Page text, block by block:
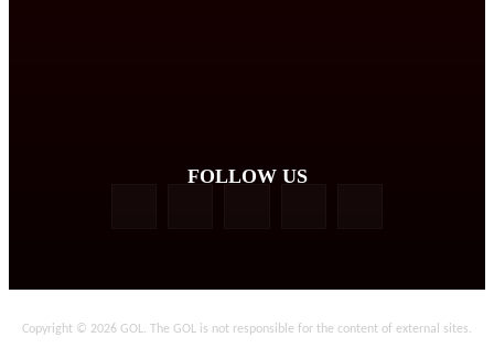
FOLLOW US
Copyright © 2026 GOL. The GOL is not responsible for the content of external sites.